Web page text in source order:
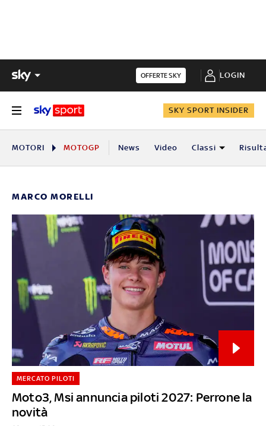
OFFERTE SKY LOGIN
SKY SPORT INSIDER
MOTORI MOTOGP News Video Classi
MARCO MORELLI
Moto3, Msi annuncia piloti 2027: Perrone la
novità
MERCATO PILOTI